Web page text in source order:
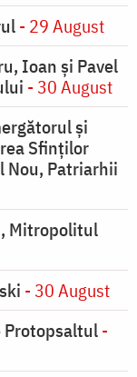
- 29 August
Ioan şi Pavel
- 30 August
şi
Sfinţilor
Nou, Patriarhii
Mitropolitul
- 30 August
Protopsaltul-